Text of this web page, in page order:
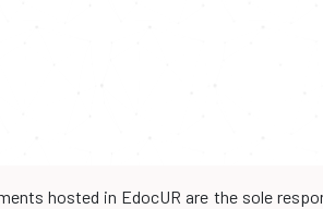
hosted in EdocUR are the sole